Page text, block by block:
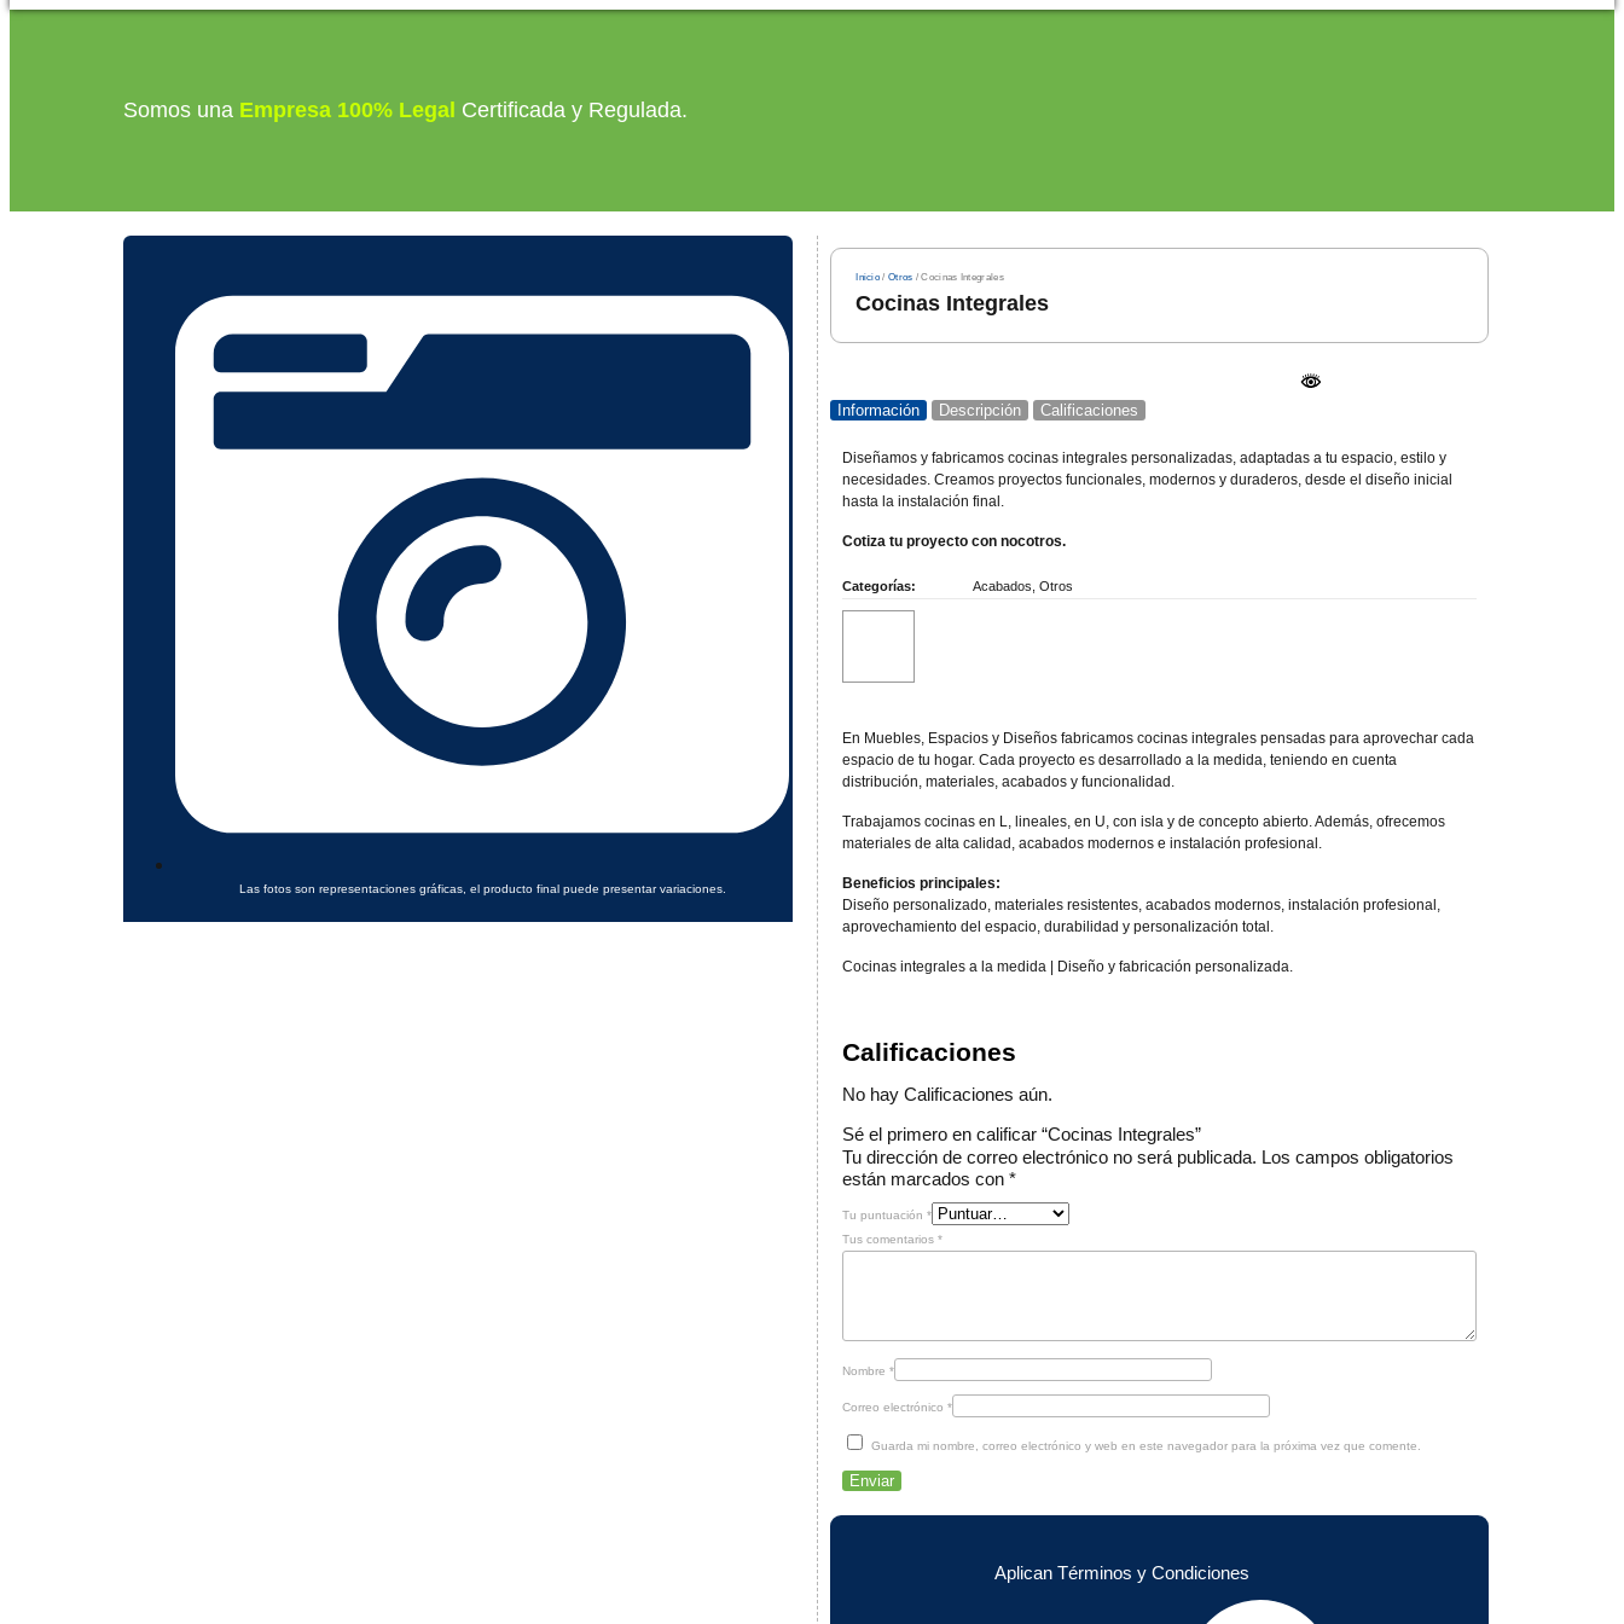
Somos una Empresa 100% Legal Certificada y Regulada.
Las fotos son representaciones gráficas, el producto final puede presentar variaciones.
Inicio /Otros / Cocinas Integrales
Cocinas Integrales
Información Descripción Calificaciones
Diseñamos y fabricamos cocinas integrales personalizadas, adaptadas a tu espacio, estilo y
necesidades. Creamos proyectos funcionales, modernos y duraderos, desde el diseño inicial
hasta la instalación final.
Cotiza tu proyecto con nocotros.
Categorías: Acabados ,Otros
En Muebles, Espacios y Diseños fabricamos cocinas integrales pensadas para aprovechar cada
espacio de tu hogar. Cada proyecto es desarrollado a la medida, teniendo en cuenta
distribución, materiales, acabados y funcionalidad.
Trabajamos cocinas en L, lineales, en U, con isla y de concepto abierto. Además, ofrecemos
materiales de alta calidad, acabados modernos e instalación profesional.
Beneficios principales:
Diseño personalizado, materiales resistentes, acabados modernos, instalación profesional,
aprovechamiento del espacio, durabilidad y personalización total.
Cocinas integrales a la medida | Diseño y fabricación personalizada.
Calificaciones
No hay Calificaciones aún.
Sé el primero en calificar “Cocinas Integrales”
Tu dirección de correo electrónico no será publicada. Los campos obligatorios
están marcados con*
Tu puntuación*
Tus comentarios*
Nombre*
Correo electrónico*
Guarda mi nombre, correo electrónico y web en este navegador para la próxima vez que comente.
Aplican Términos y Condiciones